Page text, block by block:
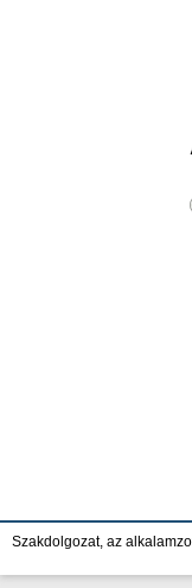
Szakdolgozat, az